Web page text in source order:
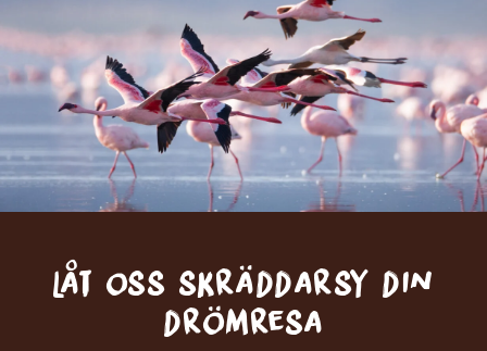
Låt oss skräddarsy din
drömresa